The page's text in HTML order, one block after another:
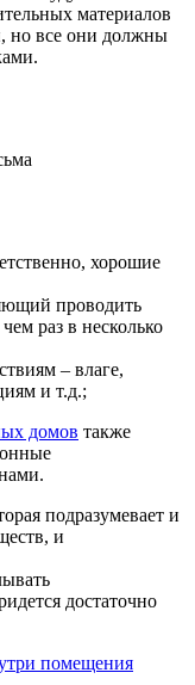
материалов
но все они должны
хорошие
проводить
раз в несколько
– влаге,
и т.д.;
домов также
подразумевает и
и
достаточно